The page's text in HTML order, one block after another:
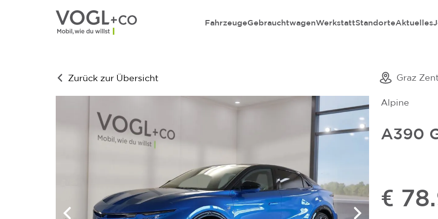
FahrzeugeGebrauchtwagenWerkstattStandorteAktuelles
Zurück zur Übersicht Graz
Alpine
A390
€